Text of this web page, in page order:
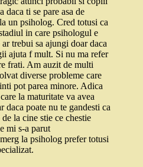
daca ti se pare asa de
un psiholog. Cred totusi ca
in care psihologul e
trebui sa ajungi doar daca
ajuta f mult. Si nu ma refer
frati. Am auzit de multi
diverse probleme care
pot parea minore. Adica
la maturitate va avea
daca poate nu te gandesti ca
la cine stie ce chestie
mi s-a parut
la psiholog prefer totusi